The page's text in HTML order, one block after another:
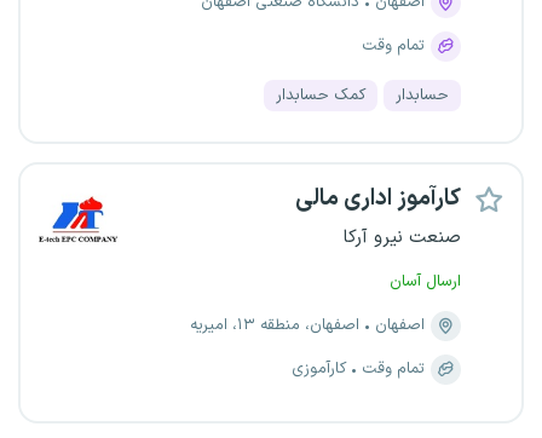
تمام وقت
حسابدار کمک حسابدار
کارآموز اداری مالی
صنعت نیرو آرکا
ارسال آسان
اصفهان
اصفهان، منطقه ۱۳، امیریه
تمام وقت
کارآموزی